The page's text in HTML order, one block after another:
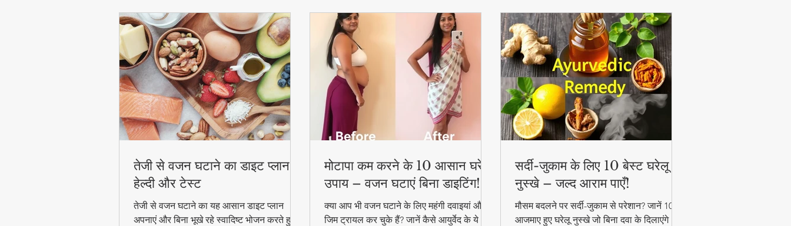
तेजी से वजन घटाने का डाइट प्लान –
हेल्दी और टेस्ट
तेजी से वजन घटाने का यह आसान डाइट प्लान
अपनाएं और बिना भूखे रहे स्वादिष्ट भोजन करते हुए
मोटापा कम करने के 10 आसान घरेलू
उपाय – वजन घटाएं बिना डाइटिंग!
क्या आप भी वजन घटाने के लिए महंगी दवाइयां और
जिम ट्रायल कर चुके हैं? जानें कैसे आयुर्वेद के ये
सर्दी-जुकाम के लिए 10 बेस्ट घरेलू
नुस्खे – जल्द आराम पाएँ!
मौसम बदलने पर सर्दी-जुकाम से परेशान? जानें 10
आजमाए हुए घरेलू नुस्खे जो बिना दवा के दिलाएंगे